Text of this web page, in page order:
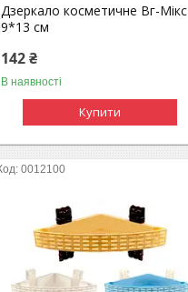
Дзеркало косметичне Вг-Мікс
9*13 см
142 ₴
В наявності
Купити
0012100